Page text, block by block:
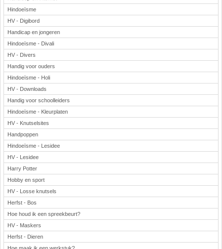
Hindoeïsme
HV - Digibord
Handicap en jongeren
Hindoeïsme - Divali
HV - Divers
Handig voor ouders
Hindoeïsme - Holi
HV - Downloads
Handig voor schoolleiders
Hindoeïsme - Kleurplaten
HV - Knutselsites
Handpoppen
Hindoeïsme - Lesidee
HV - Lesidee
Harry Potter
Hobby en sport
HV - Losse knutsels
Herfst - Bos
Hoe houd ik een spreekbeurt?
HV - Maskers
Herfst - Dieren